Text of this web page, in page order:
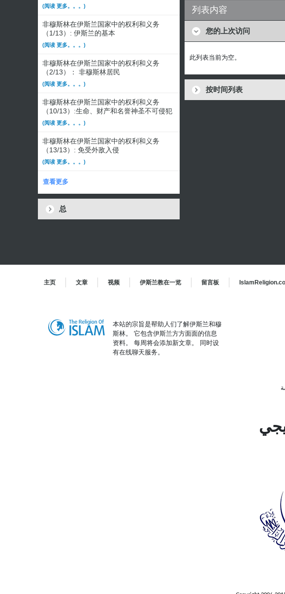
(阅读 更多。。。)
非穆斯林在伊斯兰国家中的权利和义务
（1/13）: 伊斯兰的基本
(阅读 更多。。。)
非穆斯林在伊斯兰国家中的权利和义务
（2/13）： 非穆斯林居民
(阅读 更多。。。)
非穆斯林在伊斯兰国家中的权利和义务
（10/13）:生命、财产和名誉神圣不可侵犯
(阅读 更多。。。)
非穆斯林在伊斯兰国家中的权利和义务
（13/13）: 免受外敌入侵
(阅读 更多。。。)
查看更多
总
列表内容
您的上次访问
此列表当前为空。
按时间列表
主页 文章 视频 伊斯兰教在一览 留言板
本站的宗旨是帮助人们了解伊斯兰和穆
斯林。 它包含伊斯兰方方面面的信息
资料。 每周将会添加新文章。 同时设
有在线聊天服务。